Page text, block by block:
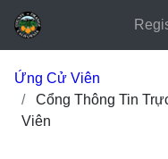
Ứng Cử Viên
Cổng Thông Tin
Viên